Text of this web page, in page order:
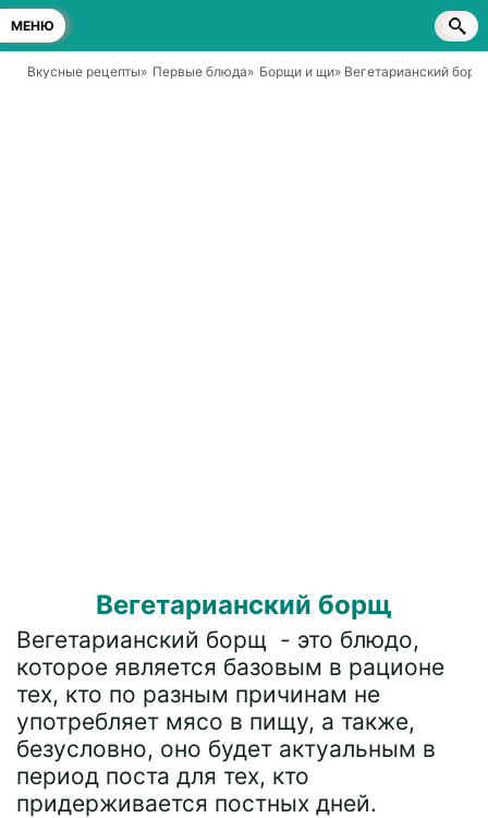
МЕНЮ
Вкусные рецепты» Первые блюда» Борщи и щи» Вегетарианский борщ
Вегетарианский борщ
Вегетарианский борщ - это блюдо,
которое является базовым в рационе
тех, кто по разным причинам не
употребляет мясо в пищу, а также,
безусловно, оно будет актуальным в
период поста для тех, кто
придерживается постных дней.